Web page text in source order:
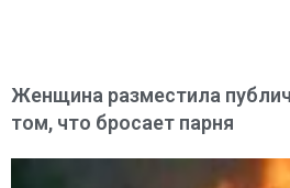
Женщина разместила
том, что бросает парня